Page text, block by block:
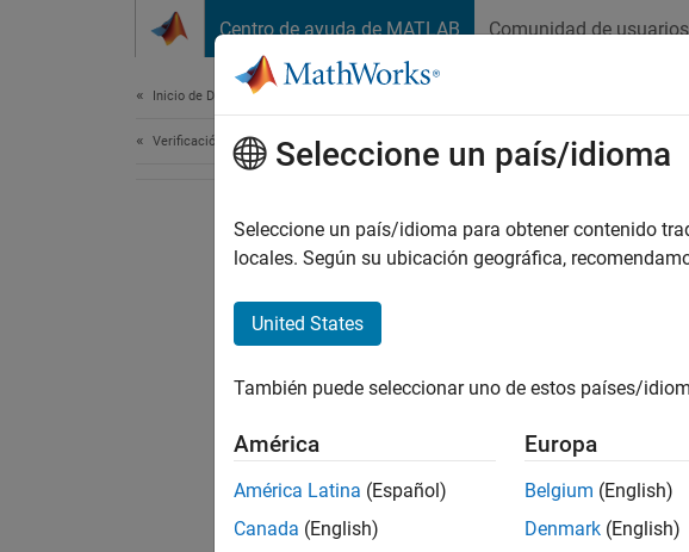
Centro de ayuda de MATLAB Comunidad de usuarios
Inicio de Documentación
Verificación, validación y pruebasSeleccione un país/idioma
Seleccione un país/idioma para obtener contenido
locales. Según su ubicación geográfica,
United States
También puede seleccionar uno de estos países/
América
América Latina (Español)
Canada (English)
Europa
Belgium (English)
Denmark (English)